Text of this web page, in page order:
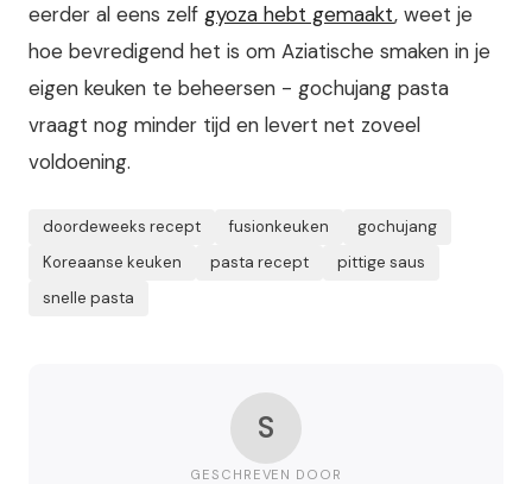
eerder al eens zelf gyoza hebt gemaakt, weet je
hoe bevredigend het is om Aziatische smaken in je
eigen keuken te beheersen - gochujang pasta
vraagt nog minder tijd en levert net zoveel
voldoening.
doordeweeks recept fusionkeuken
gochujang
Koreaanse keuken
pasta recept
pittige saus
snelle pasta
S
GESCHREVEN DOOR